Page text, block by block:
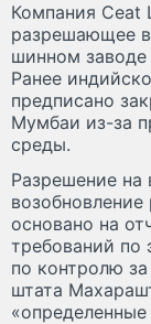
Компания Ceat
разрешающее
шинном
Ранее
предписано
Мумбаи из-за
среды.
Разрешение на
основано на
требований по
по контролю
штата